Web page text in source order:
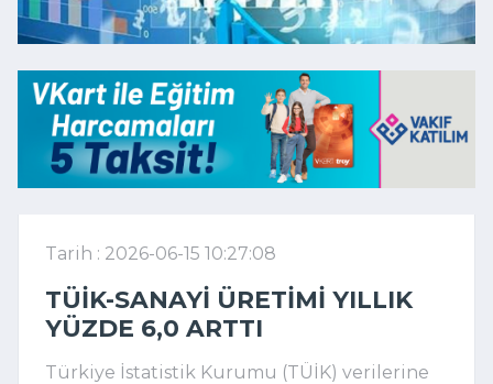
Tarih : 2026-06-15 10:27:08
TÜİK-SANAYI ÜRETIMI YILLIK
YÜZDE 6,0 ARTTI
Türkiye İstatistik Kurumu (TÜİK) verilerine